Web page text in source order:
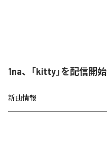
1na、「kitty」を配信開始
新曲情報